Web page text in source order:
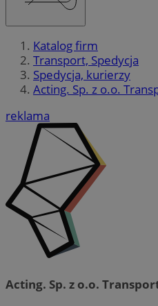
Katalog firm
Transport, Spedycja
Spedycja, kurierzy
Acting. Sp. z o.o.
reklama
Acting. Sp. z o.o.